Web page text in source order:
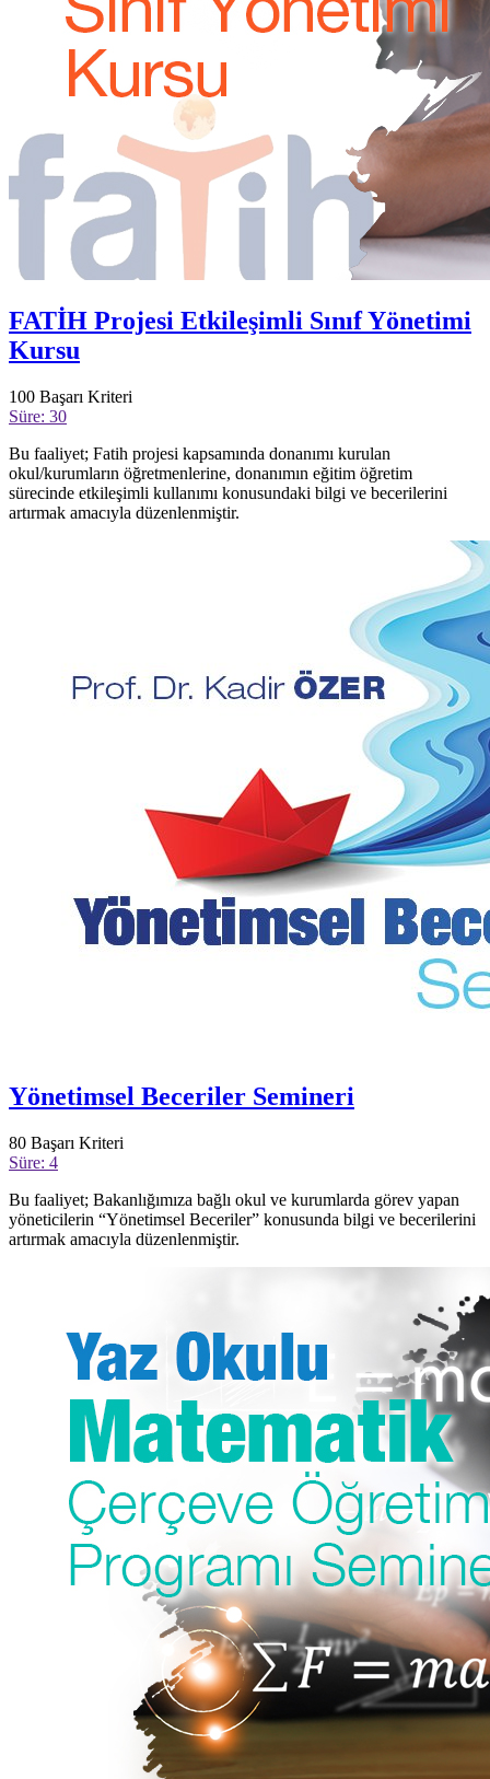
FATİH Projesi Etkileşimli Sınıf Yönetimi
Kursu
100 Başarı Kriteri
Süre: 30
Bu faaliyet; Fatih projesi kapsamında donanımı kurulan
okul/kurumların öğretmenlerine, donanımın eğitim öğretim
sürecinde etkileşimli kullanımı konusundaki bilgi ve becerilerini
artırmak amacıyla düzenlenmiştir.
Yönetimsel Beceriler Semineri
80 Başarı Kriteri
Süre: 4
Bu faaliyet; Bakanlığımıza bağlı okul ve kurumlarda görev yapan
yöneticilerin “Yönetimsel Beceriler” konusunda bilgi ve becerilerini
artırmak amacıyla düzenlenmiştir.